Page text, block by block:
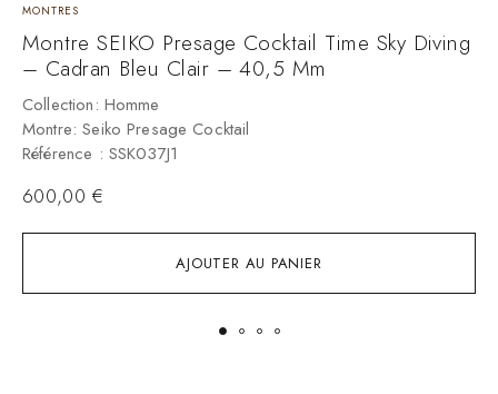
AJOUTER AU PANIER
MONTRES
Montre SEIKO Presage Cocktail Time Sky Diving
– Cadran Bleu Clair – 40,5 Mm
Collection: Homme
Montre: Seiko Presage Cocktail
Référence : SSK037J1
600,00 €